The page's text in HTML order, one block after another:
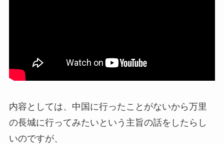
内容としては、中国に行ったことがないから万里
の長城に行ってみたいという主旨の話をしたらし
いのですが、